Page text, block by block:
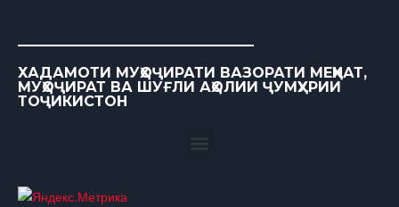
ХАДАМОТИ МУҲОҶИРАТИ ВАЗОРАТИ МЕҲНАТ,
МУҲОҶИРАТ ВА ШУҒЛИ АҲОЛИИ ҶУМҲУРИИ
ТОҶИКИСТОН